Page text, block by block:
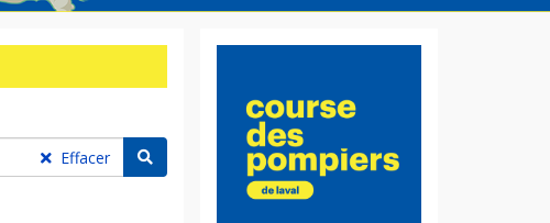
Effacer
Rechercher une équipe